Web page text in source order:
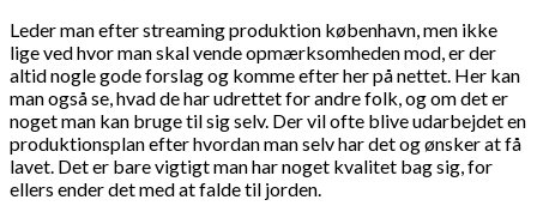
Leder man efter streaming produktion københavn, men ikke
lige ved hvor man skal vende opmærksomheden mod, er der
altid nogle gode forslag og komme efter her på nettet. Her kan
man også se, hvad de har udrettet for andre folk, og om det er
noget man kan bruge til sig selv. Der vil ofte blive udarbejdet en
produktionsplan efter hvordan man selv har det og ønsker at få
lavet. Det er bare vigtigt man har noget kvalitet bag sig, for
ellers ender det med at falde til jorden.